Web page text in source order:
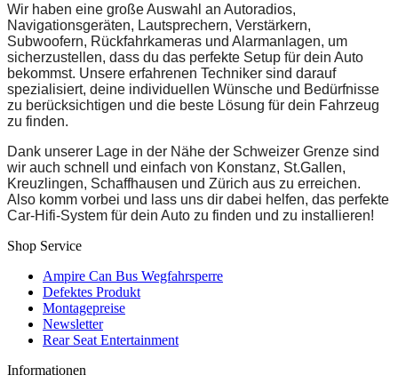
Wir haben eine große Auswahl an Autoradios,
Navigationsgeräten, Lautsprechern, Verstärkern,
Subwoofern, Rückfahrkameras und Alarmanlagen, um
sicherzustellen, dass du das perfekte Setup für dein Auto
bekommst. Unsere erfahrenen Techniker sind darauf
spezialisiert, deine individuellen Wünsche und Bedürfnisse
zu berücksichtigen und die beste Lösung für dein Fahrzeug
zu finden.
Dank unserer Lage in der Nähe der Schweizer Grenze sind
wir auch schnell und einfach von Konstanz, St.Gallen,
Kreuzlingen, Schaffhausen und Zürich aus zu erreichen.
Also komm vorbei und lass uns dir dabei helfen, das perfekte
Car-Hifi-System für dein Auto zu finden und zu installieren!
Shop Service
Ampire Can Bus Wegfahrsperre
Defektes Produkt
Montagepreise
Newsletter
Rear Seat Entertainment
Informationen